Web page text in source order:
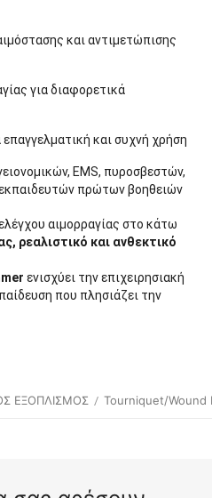
και αντιμετώπισης
για διαφορετικά
και συχνή χρήση
EMS, πυροσβεστών,
πρώτων βοηθειών
αιμορραγίας στο κάτω
ρεαλιστικό και ανθεκτικό
ενισχύει την επιχειρησιακή
που πλησιάζει την
ΕΞΟΠΛΙΣΜΟΣ / Tourniquet/Wound